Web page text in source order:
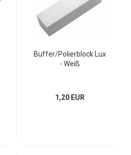
Buffer/Polierblock Lux
- Weiß
1,20 EUR